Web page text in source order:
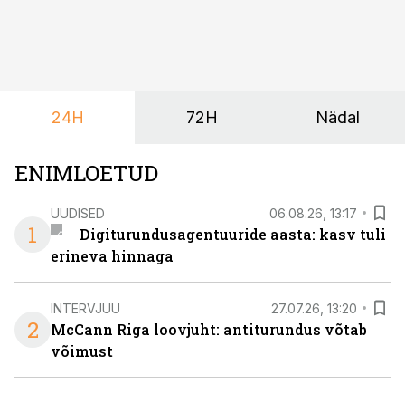
nendele vajadustele vastanud uuendusega, mis pakub
24H 72H Nädal
ENIMLOETUD
1
UUDISED 06.08.26, 13:17
Digiturundusagentuuride aasta: kasv tuli
erineva hinnaga
2
INTERVJUU 27.07.26, 13:20
McCann Riga loovjuht: antiturundus võtab
võimust